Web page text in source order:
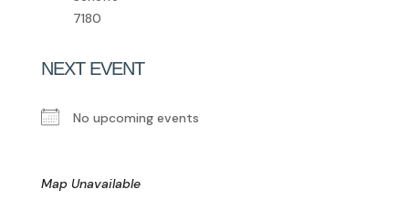
7180
NEXT EVENT
No upcoming events
Map Unavailable